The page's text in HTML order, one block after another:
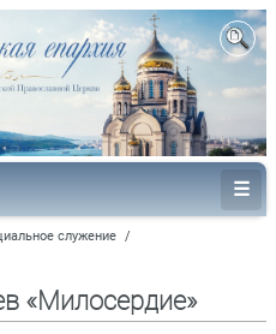
служение /
«Милосердие»